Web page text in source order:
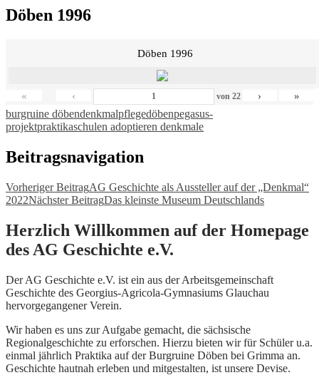
Döben 1996
Döben 1996
« ‹ von 22 › »
burgruine döbendenkmalpflegedöbenpegasus-
projektpraktikaschulen adoptieren denkmale
Beitragsnavigation
Vorheriger BeitragAG Geschichte als Aussteller auf der „Denkmal“
2022Nächster BeitragDas kleinste Museum Deutschlands
Herzlich Willkommen auf der Homepage
des AG Geschichte e.V.
Der AG Geschichte e.V. ist ein aus der Arbeitsgemeinschaft
Geschichte des Georgius-Agricola-Gymnasiums Glauchau
hervorgegangener Verein.
Wir haben es uns zur Aufgabe gemacht, die sächsische
Regionalgeschichte zu erforschen. Hierzu bieten wir für Schüler u.a.
einmal jährlich Praktika auf der Burgruine Döben bei Grimma an.
Geschichte hautnah erleben und mitgestalten, ist unsere Devise.